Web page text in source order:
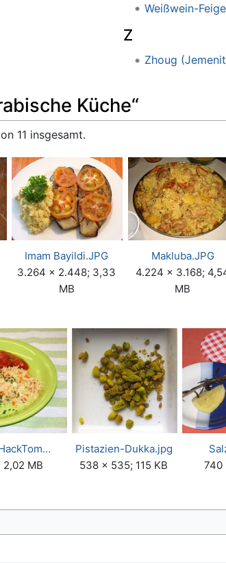
Weißwein-
Z
Zhoug
Küche“
11 insgesamt.
Imam Bayildi.JPG
3.264 × 2.448; 3,33
MB
Makluba.JPG
4.224 × 3.168;
MB
2,02 MB
Pistazien-Dukka.jpg
538 × 535; 115 KB
740